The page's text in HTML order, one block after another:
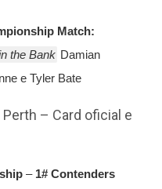
Match:
the Bank Damian
e Tyler Bate
– 1# Contenders